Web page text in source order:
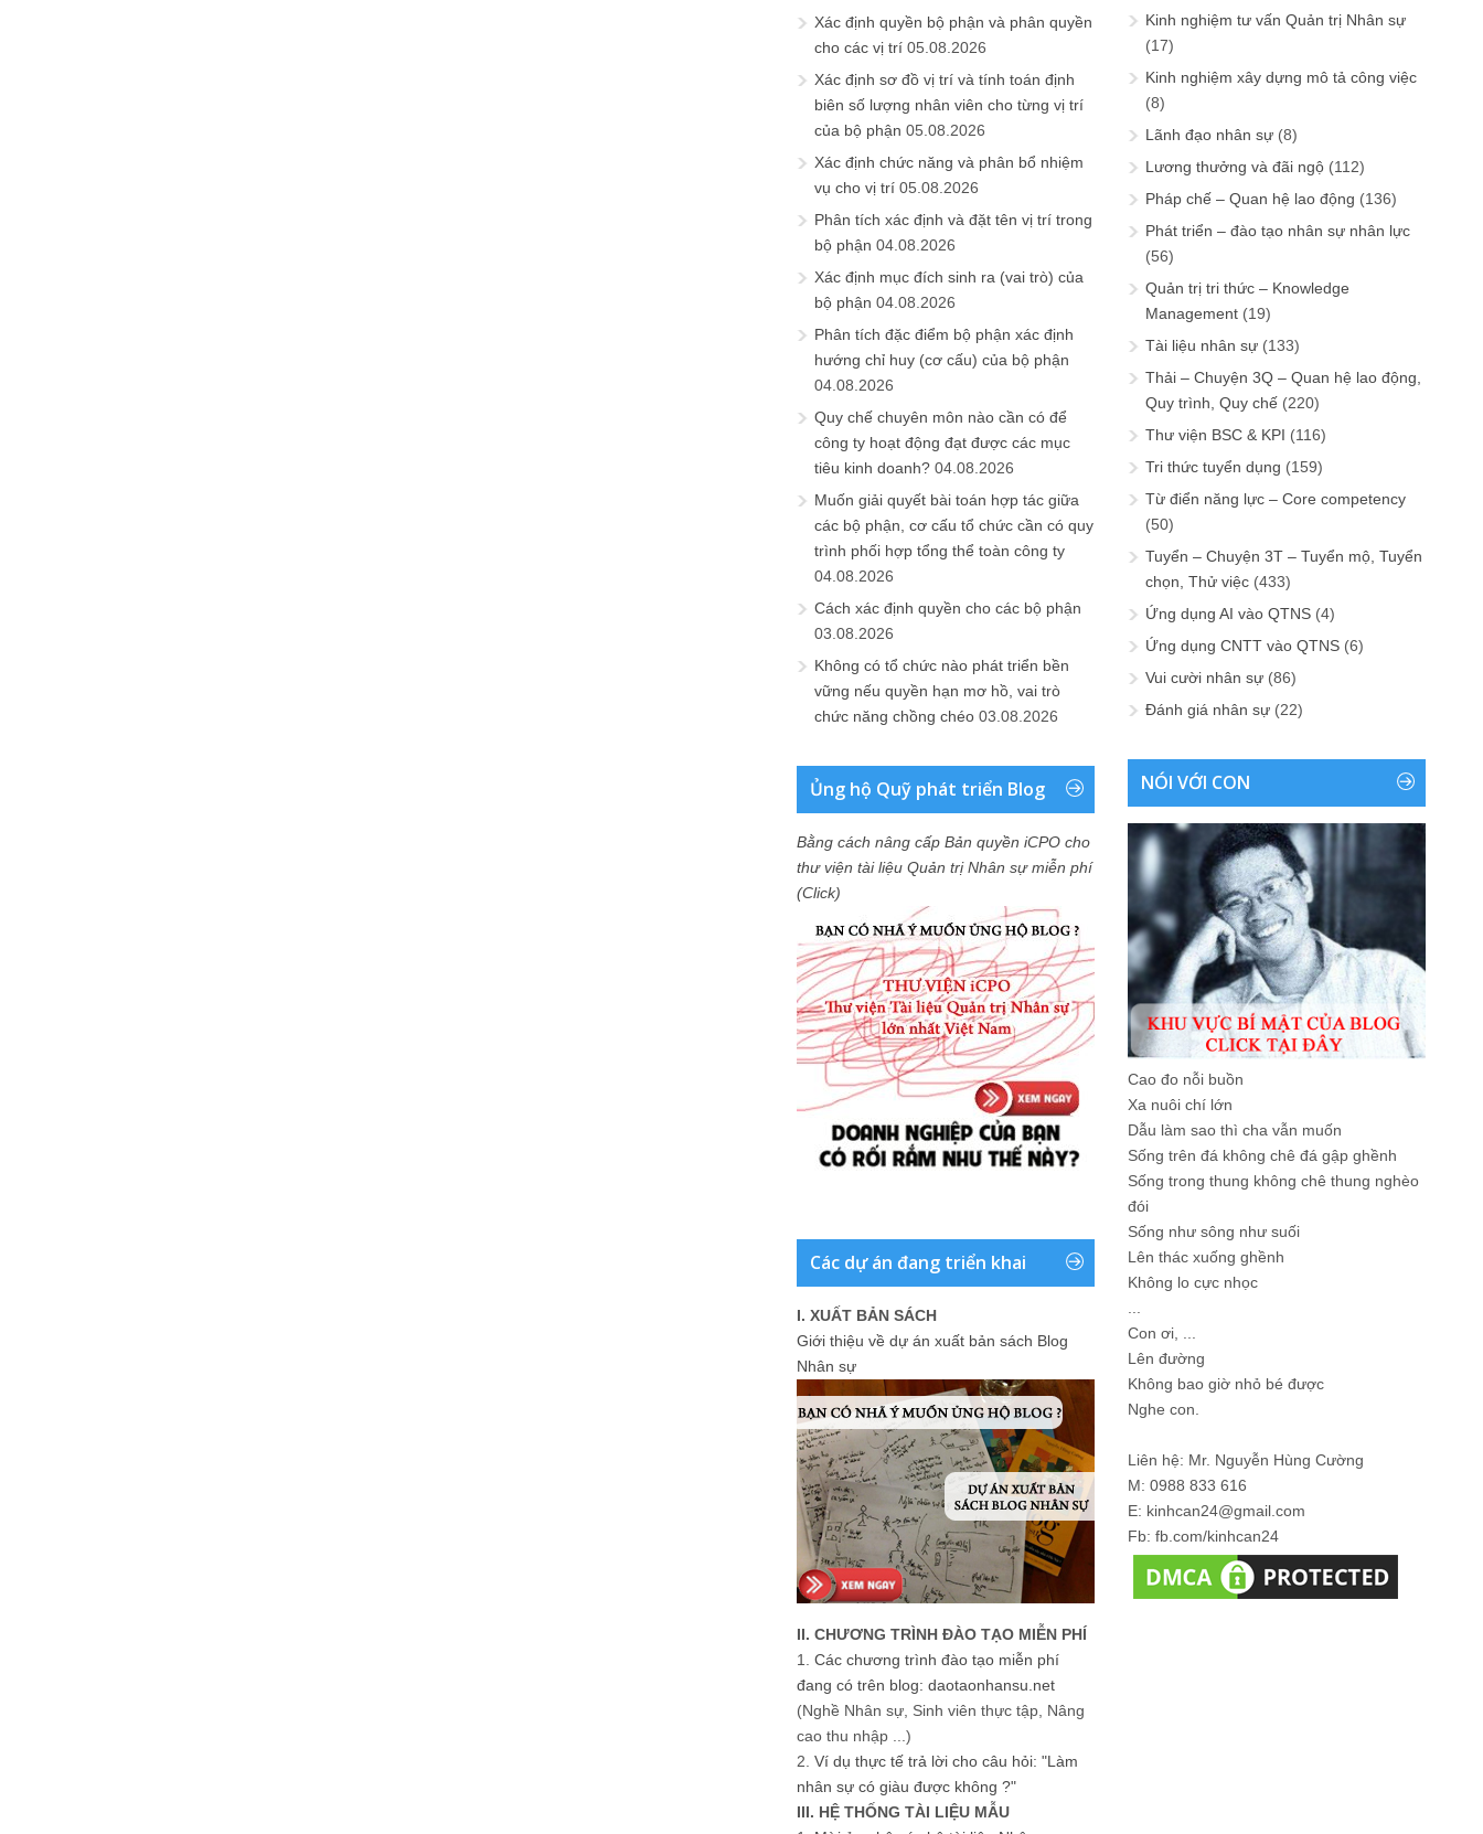
Xác định quyền bộ phận và phân quyền
cho các vị trí 05.08.2026
Xác định sơ đồ vị trí và tính toán định
biên số lượng nhân viên cho từng vị trí
của bộ phận 05.08.2026
Xác định chức năng và phân bổ nhiệm
vụ cho vị trí 05.08.2026
Phân tích xác định và đặt tên vị trí trong
bộ phận 04.08.2026
Xác định mục đích sinh ra (vai trò) của
bộ phận 04.08.2026
Phân tích đặc điểm bộ phận xác định
hướng chỉ huy (cơ cấu) của bộ phận
04.08.2026
Quy chế chuyên môn nào cần có để
công ty hoạt động đạt được các mục
tiêu kinh doanh? 04.08.2026
Muốn giải quyết bài toán hợp tác giữa
các bộ phận, cơ cấu tổ chức cần có quy
trình phối hợp tổng thể toàn công ty
04.08.2026
Cách xác định quyền cho các bộ phận
03.08.2026
Không có tổ chức nào phát triển bền
vững nếu quyền hạn mơ hồ, vai trò
chức năng chồng chéo 03.08.2026
Ủng hộ Quỹ phát triển Blog
Bằng cách nâng cấp Bản quyền iCPO cho
thư viện tài liệu Quản trị Nhân sự miễn phí
(Click)
Các dự án đang triển khai
I. XUẤT BẢN SÁCH
Giới thiệu về dự án xuất bản sách Blog
Nhân sự
II. CHƯƠNG TRÌNH ĐÀO TẠO MIỄN PHÍ
1. Các chương trình đào tạo miễn phí
đang có trên blog: daotaonhansu.net
(Nghề Nhân sự, Sinh viên thực tập, Nâng
cao thu nhập ...)
2. Ví dụ thực tế trả lời cho câu hỏi: "Làm
nhân sự có giàu được không ?"
III. HỆ THỐNG TÀI LIỆU MẪU
Kinh nghiệm tư vấn Quản trị Nhân sự
(17)
Kinh nghiệm xây dựng mô tả công việc
(8)
Lãnh đạo nhân sự (8)
Lương thưởng và đãi ngộ (112)
Pháp chế – Quan hệ lao động (136)
Phát triển – đào tạo nhân sự nhân lực
(56)
Quản trị tri thức – Knowledge
Management (19)
Tài liệu nhân sự (133)
Thải – Chuyện 3Q – Quan hệ lao động,
Quy trình, Quy chế (220)
Thư viện BSC & KPI (116)
Tri thức tuyển dụng (159)
Từ điển năng lực – Core competency
(50)
Tuyển – Chuyện 3T – Tuyển mộ, Tuyển
chọn, Thử việc (433)
Ứng dụng AI vào QTNS (4)
Ứng dụng CNTT vào QTNS (6)
Vui cười nhân sự (86)
Đánh giá nhân sự (22)
NÓI VỚI CON
Cao đo nỗi buồn
Xa nuôi chí lớn
Dẫu làm sao thì cha vẫn muốn
Sống trên đá không chê đá gập ghềnh
Sống trong thung không chê thung nghèo
đói
Sống như sông như suối
Lên thác xuống ghềnh
Không lo cực nhọc
Con ơi, ...
Lên đường
Không bao giờ nhỏ bé được
Nghe con.
Liên hệ: Mr. Nguyễn Hùng Cường
M: 0988 833 616
E: kinhcan24@gmail.com
Fb: fb.com/kinhcan24